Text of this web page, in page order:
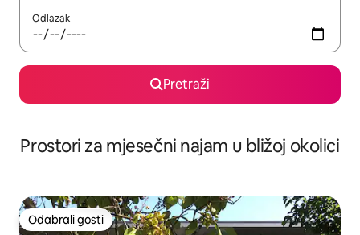
Odlazak
Pretraži
Prostori za mjesečni najam u bližoj okolici
Odabrali gosti
Odabrali gosti